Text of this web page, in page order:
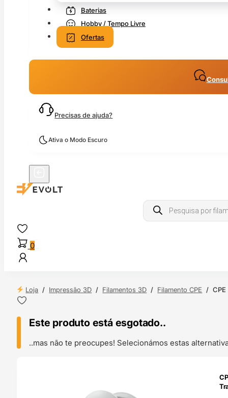
Baterias
Hobby / Tempo Livre
Ofertas
Precisas de ajuda?
Ativa o Modo Escuro
Products
search
0
Loja / Impressão 3D / Filamentos 3D / Filamento CPE /
Este produto está esgotado..
..mas não te preocupes! Selecionámos estas